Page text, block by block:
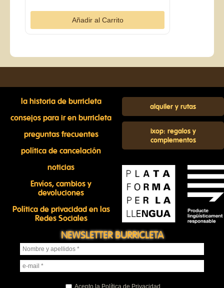
la historia de burricleta
consejos para ir en burricleta
preguntas frecuentes
política de cancelación
noticias
Envíos, cambios y
devoluciones
Política de privacidad en las
Redes Sociales
alquiler y rutas
ixop: regalos y
complementos
NEWSLETTER BURRICLETA
Acepto la Política de Privacidad